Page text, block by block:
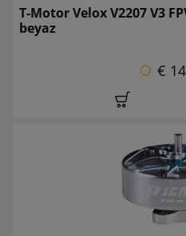
T-Motor Velox V2207 V3
beyaz
€